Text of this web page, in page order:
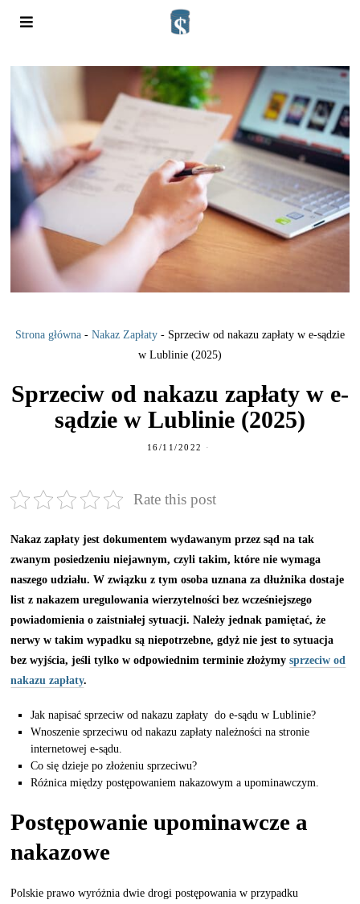
Strona główna- Nakaz Zapłaty- Sprzeciw od nakazu zapłaty w e-sądzie
w Lublinie (2025)
Sprzeciw od nakazu zapłaty w e-
sądzie w Lublinie (2025)
16/11/2022
Rate this post
Nakaz zapłaty jest dokumentem wydawanym przez sąd na tak
zwanym posiedzeniu niejawnym, czyli takim, które nie wymaga
naszego udziału. W związku z tym osoba uznana za dłużnika dostaje
list z nakazem uregulowania wierzytelności bez wcześniejszego
powiadomienia o zaistniałej sytuacji. Należy jednak pamiętać, że
nerwy w takim wypadku są niepotrzebne, gdyż nie jest to sytuacja
bez wyjścia, jeśli tylko w odpowiednim terminie złożymysprzeciw od
nakazu zapłaty.
Jak napisać sprzeciw od nakazu zapłaty do e-sądu w Lublinie?
Wnoszenie sprzeciwu od nakazu zapłaty należności na stronie
internetowej e-sądu.
Co się dzieje po złożeniu sprzeciwu?
Różnica między postępowaniem nakazowym a upominawczym.
Postępowanie upominawcze a
nakazowe
Polskie prawo wyróżnia dwie drogi postępowania w przypadku